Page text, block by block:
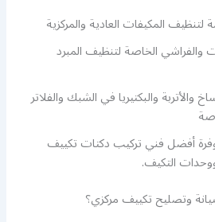
لتنظيف المكيفات العادية والمركزية
الخاصة لتنظيف المبرد
والأتربة والبكتيريا في الشبك والفلاتر
أفضل فني تركيب دكتات تكييف
التكيف.
وتصليح تكييف مركزي؟